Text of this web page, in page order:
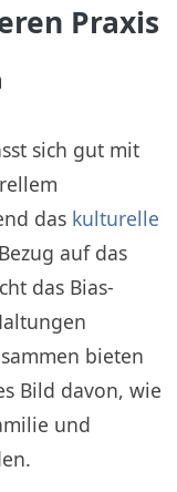
Praxis
sich gut mit
das kulturelle
auf das
das Bias-
bieten
Bild davon, wie
und